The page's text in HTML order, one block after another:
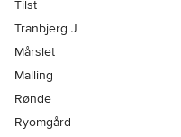
Tilst
Tranbjerg J
Mårslet
Malling
Rønde
Ryomgård